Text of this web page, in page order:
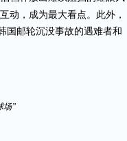
互动，成为最大看点。此外，
国邮轮沉没事故的遇难者和
场”